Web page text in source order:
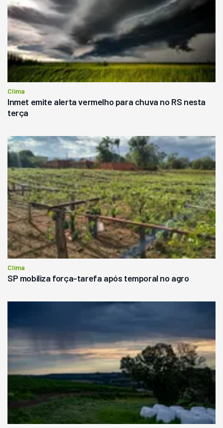
Clima
Inmet emite alerta vermelho para chuva no RS nesta
terça
Clima
SP mobiliza força-tarefa após temporal no agro